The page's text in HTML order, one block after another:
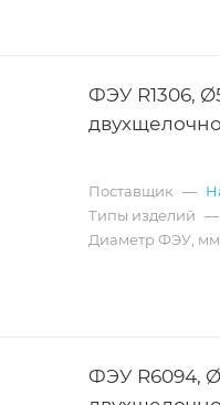
ФЭУ R1306,
Поставщик —
Типы изделий —
Диаметр ФЭУ, мм
ФЭУ R6094,